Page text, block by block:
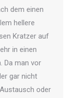
dem einen
hellere
Kratzer auf
in einen
Da man vor
gar nicht
oder